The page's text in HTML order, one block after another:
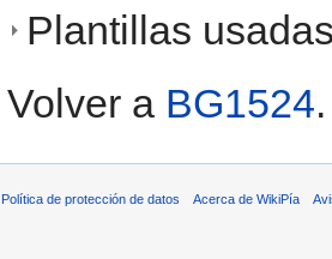
Plantillas
Volver a BG1524.
Política de protección de datos Acerca de WikiPía